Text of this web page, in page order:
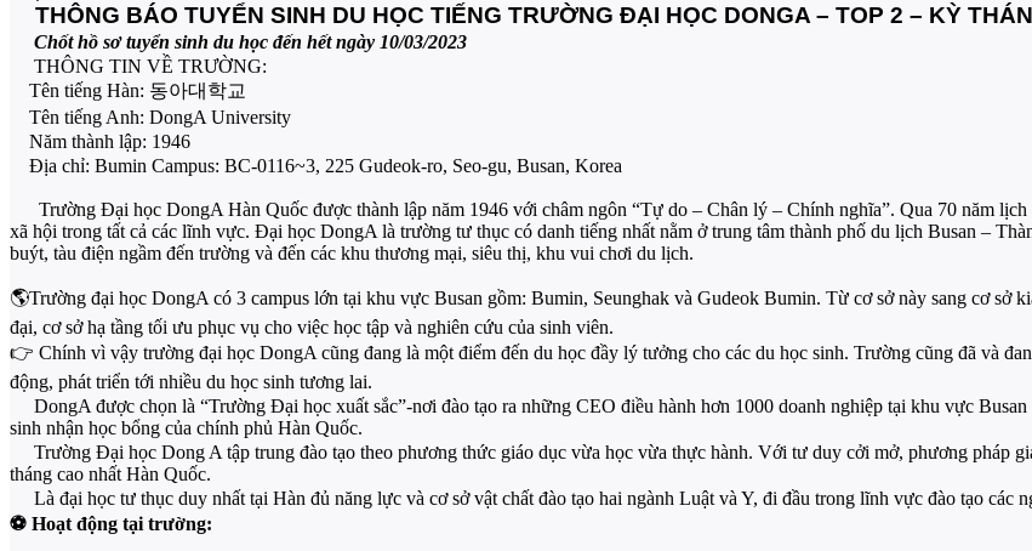
THÔNG BÁO TUYỂN SINH DU HỌC TIẾNG TRƯỜNG ĐẠI HỌC DONGA – TOP 2 – KỲ
Chốt hồ sơ tuyển sinh du học đến hết ngày 10/03/2023
THÔNG TIN VỀ TRƯỜNG:
Tên tiếng Hàn: 동아대학교
Tên tiếng Anh: DongA University
Năm thành lập: 1946
Địa chỉ: Bumin Campus: BC-0116~3, 225 Gudeok-ro, Seo-gu, Busan, Korea
Trường Đại học DongA Hàn Quốc được thành lập năm 1946 với châm ngôn “Tự do – Chân lý – Chính nghĩa”. Qua 70 năm
xã hội trong tất cả các lĩnh vực. Đại học DongA là trường tư thục có danh tiếng nhất nằm ở trung tâm thành phố du lịch Busan –
buýt, tàu điện ngầm đến trường và đến các khu thương mại, siêu thị, khu vui chơi du lịch.
🌎Trường đại học DongA có 3 campus lớn tại khu vực Busan gồm: Bumin, Seunghak và Gudeok Bumin. Từ cơ sở này sang cơ sở
đại, cơ sở hạ tầng tối ưu phục vụ cho việc học tập và nghiên cứu của sinh viên.
👉 Chính vì vậy trường đại học DongA cũng đang là một điểm đến du học đầy lý tưởng cho các du học sinh. Trường cũng đã và
động, phát triển tới nhiều du học sinh tương lai.
DongA được chọn là “Trường Đại học xuất sắc”-nơi đào tạo ra những CEO điều hành hơn 1000 doanh nghiệp tại khu vực
sinh nhận học bổng của chính phủ Hàn Quốc.
Trường Đại học Dong A tập trung đào tạo theo phương thức giáo dục vừa học vừa thực hành. Với tư duy cởi mở, phương pháp
tháng cao nhất Hàn Quốc.
Là đại học tư thục duy nhất tại Hàn đủ năng lực và cơ sở vật chất đào tạo hai ngành Luật và Y, đi đầu trong lĩnh vực đào tạo các
⚽ Hoạt động tại trường: